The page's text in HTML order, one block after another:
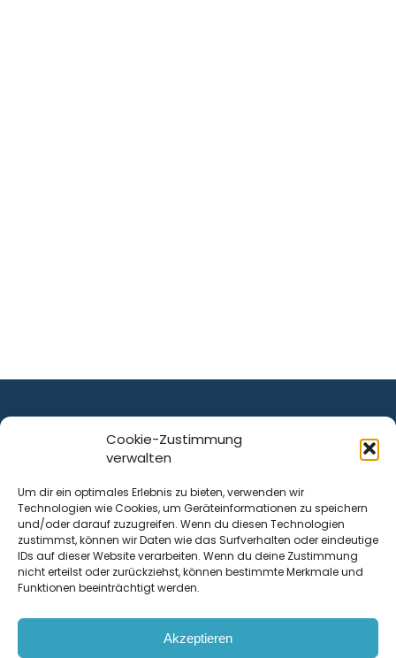
Cookie-Zustimmung
verwalten
Um dir ein optimales Erlebnis zu bieten, verwenden wir
Technologien wie Cookies, um Geräteinformationen zu speichern
und/oder darauf zuzugreifen. Wenn du diesen Technologien
zustimmst, können wir Daten wie das Surfverhalten oder eindeutige
IDs auf dieser Website verarbeiten. Wenn du deine Zustimmung
nicht erteilst oder zurückziehst, können bestimmte Merkmale und
Funktionen beeinträchtigt werden.
Akzeptieren
ist ein Service von
Krenn Real GmbH
Tischlerstraße 12
4050Traun| Österreich
Kontakt